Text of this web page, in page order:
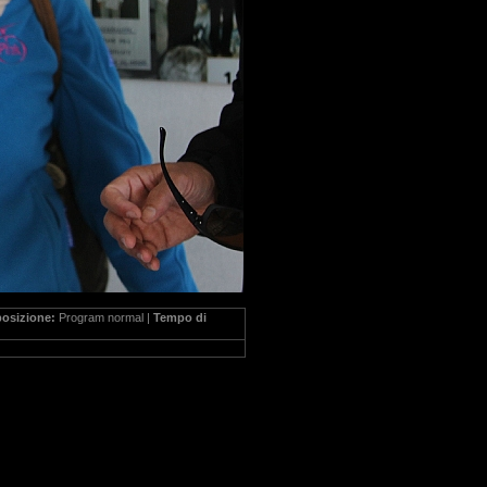
Program normal |Tempo di